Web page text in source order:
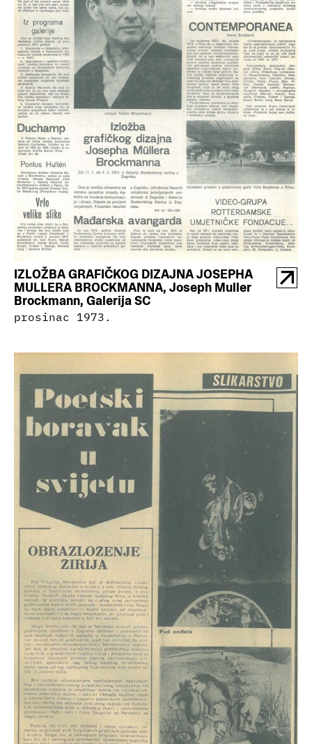
IZLOŽBA GRAFIČKOG DIZAJNA JOSEPHA
MULLERA BROCKMANNA, Joseph Muller
Brockmann, Galerija SC
prosinac 1973.